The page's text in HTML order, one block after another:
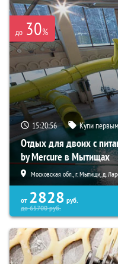
до 30%
15:20:55 Купи
Отдых для двоих с
by Mercure в Мытищах
Московская обл., г. Мытищи, д.
от 2828 руб.
до65700руб.